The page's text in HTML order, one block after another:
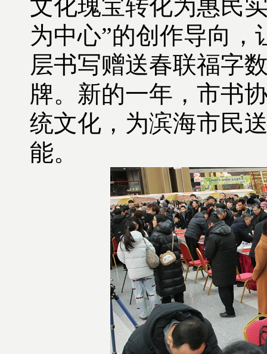
文化瑰宝转化为惠民
为中心”的创作导向，
层书写赠送春联福字
牌。新的一年， 市书
统文化，为滨海市民
能。